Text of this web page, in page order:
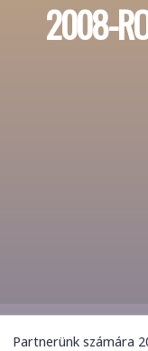
2008-
Partnerünk számára